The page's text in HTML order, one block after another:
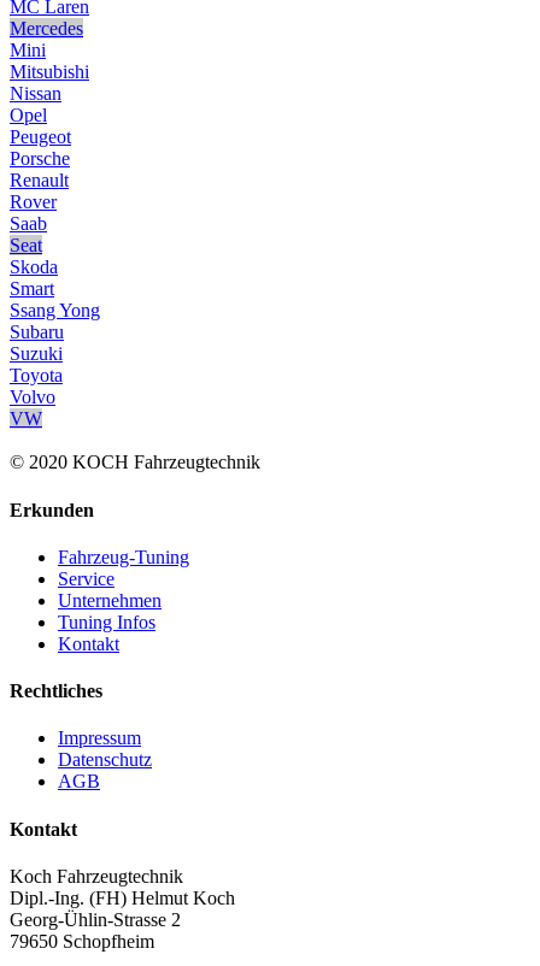
MC Laren
Mercedes
Mini
Mitsubishi
Nissan
Opel
Peugeot
Porsche
Renault
Rover
Saab
Seat
Skoda
Smart
Ssang Yong
Subaru
Suzuki
Toyota
Volvo
VW
© 2020 KOCH Fahrzeugtechnik
Erkunden
Fahrzeug-Tuning
Service
Unternehmen
Tuning Infos
Kontakt
Rechtliches
Impressum
Datenschutz
AGB
Kontakt
Koch Fahrzeugtechnik
Dipl.-Ing. (FH) Helmut Koch
Georg-Ühlin-Strasse 2
79650 Schopfheim